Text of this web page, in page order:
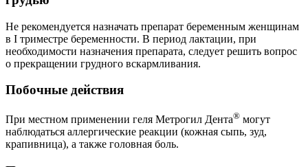
Не рекомендуется назначать препарат беременным женщинам
в I триместре беременности. В период лактации, при
необходимости назначения препарата, следует решить вопрос
о прекращении грудного вскармливания.
Побочные действия
При местном применении геля Метрогил Дента® могут
наблюдаться аллергические реакции (кожная сыпь, зуд,
крапивница), а также головная боль.